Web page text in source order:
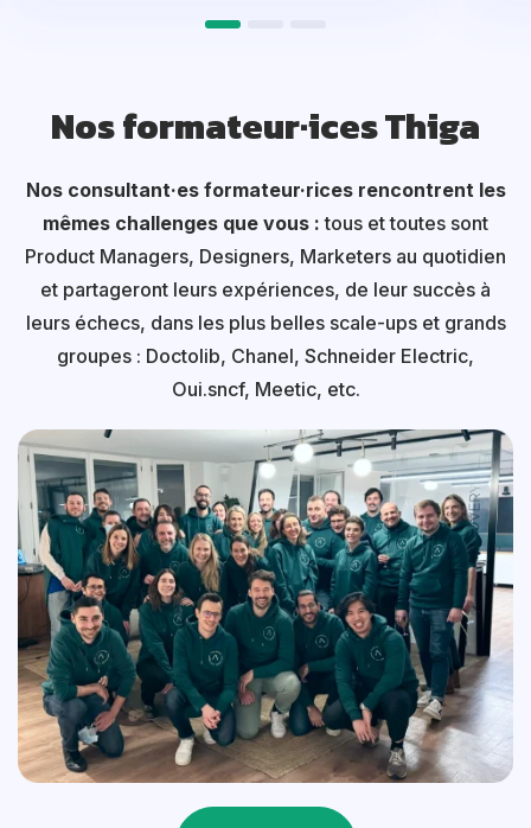
Nos formateur·ices Thiga
Nos consultant·es formateur·rices rencontrent les
mêmes challenges que vous : tous et toutes sont
Product Managers, Designers, Marketers au quotidien
et partageront leurs expériences, de leur succès à
leurs échecs, dans les plus belles scale-ups et grands
groupes : Doctolib, Chanel, Schneider Electric,
Oui.sncf, Meetic, etc.